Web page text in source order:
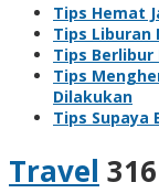
Tips Hemat
Tips Liburan
Tips
Tips
Dilakukan
Tips Supaya
Travel